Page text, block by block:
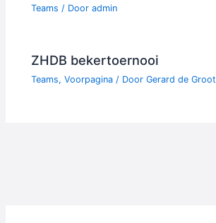
Teams / Dooradmin
ZHDB bekertoernooi
Teams,Voorpagina / DoorGerard de Groot